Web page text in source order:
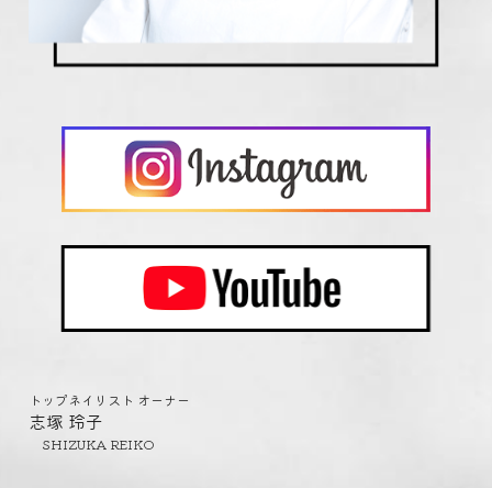
トップネイリスト オーナー
志塚 玲子
SHIZUKA REIKO